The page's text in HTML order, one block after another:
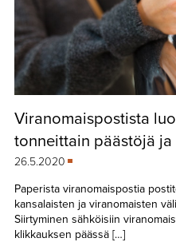
Viranomaispostista
tonneittain päästöjä
26.5.2020
Paperista viranomaispostia
kansalaisten ja viranomaisten
Siirtyminen sähköisiin
klikkauksen päässä […]